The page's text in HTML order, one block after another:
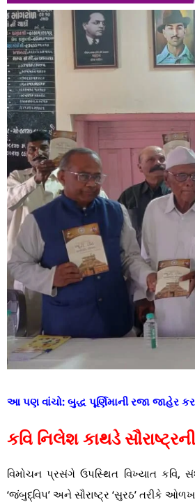
આ પણ વાંચો: બુદ્ધ પૂર્ણિમાની રજા જાહેર
કવિ નિલેશ કાથડે
વિમોચન પ્રસંગે ઉપસ્થિત વિખ્યાત
‘જંબુદ્વિપ’ અને સૌરાષ્ટ્ર ‘સુરઠ’ તરીકે